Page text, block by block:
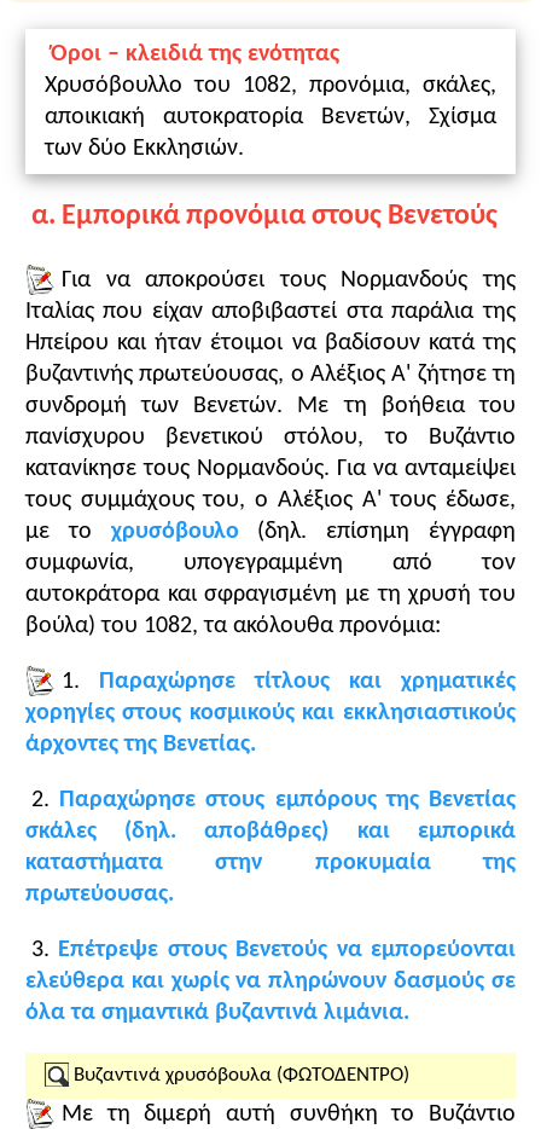
Κωνσταντίνος Θ' ο Μονομάχος (1042-1055)
Θεοδώρα (1042 & 1055-1056 )
Μιχαήλ ΣΤ' Βρίγγας (Στρατιωτικός) (1056-1057)
εκτός δυναστείας
Ισαάκιος Α' Κομνηνός (1057-1059)
Κωνσταντίνος Ι' Δούκας (1059-1067)
Ρωμανός Δ' Διογένης (1068-1071)
Μιχαήλ Ζ' Δούκας (Παραπινάκης) (1067-1068 &
1071-1078)
Νικηφόρος Γ' Βοτανειάτης (1078-1081)
Δυναστεία των Κομνηνών
Αλέξιος Α' Κομνηνός (1081-1118)
Ιωάννης Β' Κομνηνός o Καλός (1118-1143)
Μανουήλ Α' Κομνηνός ο Μέγας (1143-1180)
Αλέξιος B' Κομνηνός (1180-1183)
Ανδρόνικος Α' Κομνηνός (1183-1185)
Κλείσιμο
εμπορική δραστηριότητα των ιταλικών ναυτικών
πόλεων σύμφωνα με το χρυσόβουλο του 1082
(πηγή, σ. 57 του βιβλίου)
- «Το Σχίσμα των Πατριαρχείων
Κωνσταντινουπόλεως και Ρώμης», Μαθησιακά
αντικείμενα, Φωτόδεντρο:
Προτεινόμενες δραστηριότητες:
-Παιχνίδι ρόλων: δύο ομάδες μαθητών και
μαθητριών αναλαμβάνουν τους ρόλους
εκπροσώπων των δύο Εκκλησιών και υποστηρίζουν
το σκεπτικό και τις ενέργειες των Εκκλησιών τους,
που οδήγησαν στο Σχίσμα.
1 ώρα
Διδακτικοί στόχοι
1. Να κατανοήσουν οι μαθητές τη σημασία της
παραχώρησης προνομίων στη Βενετία και τις άλλες
ιταλικές ναυτικές πόλεις για το εμπόριο και την
2 . Να προβληματιστούν για τα αίτια και τις
συνέπειες του σχίσματος των Εκκλησιών.
Τοπρώτο μέρος της ενότηταςεξετάζει τα
εμπορικά προνόμια που παραχώρησε ο Αλέξιος Α'
με το χρυσόβουλο του έτους 1082 στους Bενετούς
και τις ολέθριες συνέπειες που είχαν
βραχυπρόθεσμα και μακροπρόθεσμα για το
εμπόριο και την οικονομία της Βενετίας και της
Βυζαντινής Αυτοκρατορίας στον μεσογειακό κόσμο.
Η διδασκαλία μπορεί να ξεκινήσει από τη
δύσκολη θέση στην οποία είχε ευρεθεί η
αυτοκρατορία κατά το έτος αυτό (1082), εξαιτίας
της νορμανδικής απειλής στα παράλια της
Αλβανίας και της Ηπείρου. Η μελέτη τουπρώτου
Όροι – κλειδιά της ενότητας
Χρυσόβουλλο του 1082, προνόμια, σκάλες,
αποικιακή αυτοκρατορία Βενετών, Σχίσμα
των δύο Εκκλησιών.
α. Εμπορικά προνόμια στους Βενετούς
Για να αποκρούσει τους Νορμανδούς της
Ιταλίας που είχαν αποβιβαστεί στα παράλια της
Ηπείρου και ήταν έτοιμοι να βαδίσουν κατά της
βυζαντινής πρωτεύουσας, ο Αλέξιος Α' ζήτησε τη
συνδρομή των Βενετών. Με τη βοήθεια του
πανίσχυρου βενετικού στόλου, το Βυζάντιο
κατανίκησε τους Νορμανδούς. Για να ανταμείψει
τους συμμάχους του, ο Αλέξιος A' τους έδωσε,
με το χρυσόβουλο (δηλ. επίσημη έγγραφη
συμφωνία, υπογεγραμμένη από τον
αυτοκράτορα και σφραγισμένη με τη χρυσή του
βούλα) του 1082, τα ακόλουθα προνόμια:
1. Παραχώρησε τίτλους και χρηματικές
χορηγίες στους κοσμικούς και εκκλησιαστικούς
άρχοντες της Βενετίας.
2. Παραχώρησε στους εμπόρους της Βενετίας
σκάλες (δηλ. αποβάθρες) και εμπορικά
καταστήματα στην προκυμαία της
πρωτεύουσας.
3. Επέτρεψε στους Βενετούς να εμπορεύονται
ελεύθερα και χωρίς να πληρώνουν δασμούς σε
όλα τα σημαντικά βυζαντινά λιμάνια.
Βυζαντινά χρυσόβουλα (ΦΩΤΟΔΕΝΤΡΟ)
Με τη διμερή αυτή συνθήκη το Βυζάντιο